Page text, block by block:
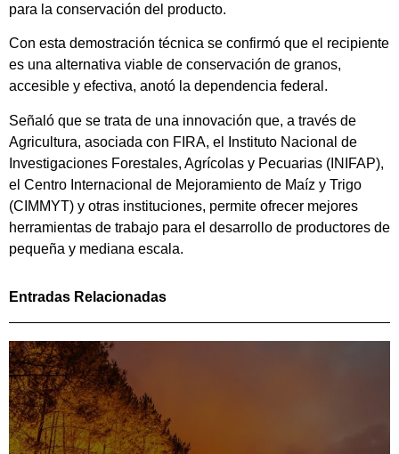
para la conservación del producto.
Con esta demostración técnica se confirmó que el recipiente
es una alternativa viable de conservación de granos,
accesible y efectiva, anotó la dependencia federal.
Señaló que se trata de una innovación que, a través de
Agricultura, asociada con FIRA, el Instituto Nacional de
Investigaciones Forestales, Agrícolas y Pecuarias (INIFAP),
el Centro Internacional de Mejoramiento de Maíz y Trigo
(CIMMYT) y otras instituciones, permite ofrecer mejores
herramientas de trabajo para el desarrollo de productores de
pequeña y mediana escala.
Entradas Relacionadas